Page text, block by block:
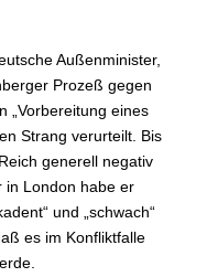
Außenminister,
Prozeß gegen
„Vorbereitung eines
Strang verurteilt. Bis
generell negativ
in London habe er
und „schwach“
es im Konfliktfalle